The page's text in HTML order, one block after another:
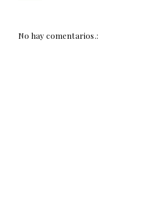
No hay comentarios.: